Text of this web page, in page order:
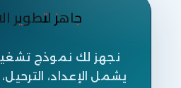
جاهز لتطوير
نجهز لك نموذج
يشمل الإعداد،